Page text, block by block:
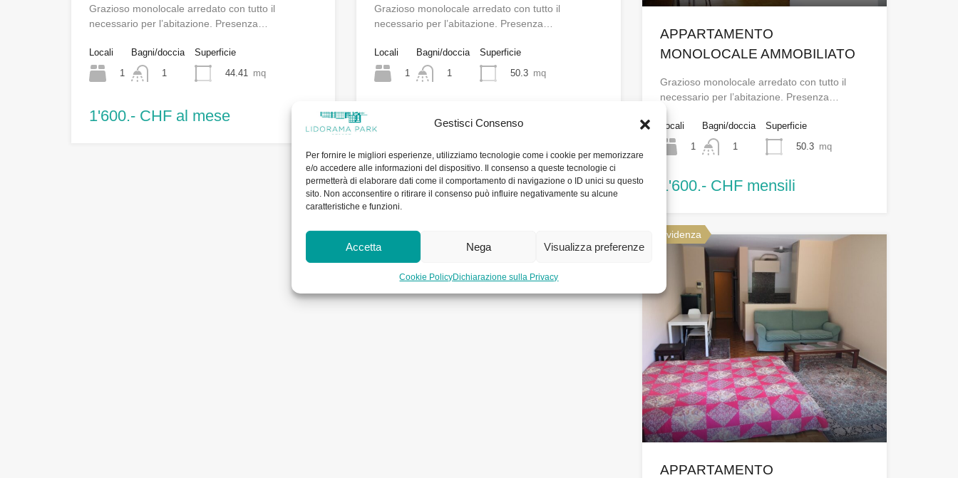
Gestisci Consenso
Per fornire le migliori esperienze, utilizziamo tecnologie come i cookie per memorizzare
e/o accedere alle informazioni del dispositivo. Il consenso a queste tecnologie ci
permetterà di elaborare dati come il comportamento di navigazione o ID unici su questo
sito. Non acconsentire o ritirare il consenso può influire negativamente su alcune
caratteristiche e funzioni.
Accetta Nega Visualizza preferenze
Cookie PolicyDichiarazione sulla Privacy
Grazioso monolocale arredato con tutto il
necessario per l’abitazione. Presenza…
Locali
1
Bagni/doccia
1
Superficie
44.41
mq
1'600.- CHF al mese
Grazioso monolocale arredato con tutto il
necessario per l’abitazione. Presenza…
Locali
1
Bagni/doccia
1
Superficie
50.3 mq
1'600.- CHF mensili
APPARTAMENTO
MONOLOCALE AMMOBILIATO
Grazioso monolocale arredato con tutto il
necessario per l’abitazione. Presenza…
Locali
1
Bagni/doccia
1
Superficie
50.3 mq
1'600.- CHF mensili
In evidenza
APPARTAMENTO